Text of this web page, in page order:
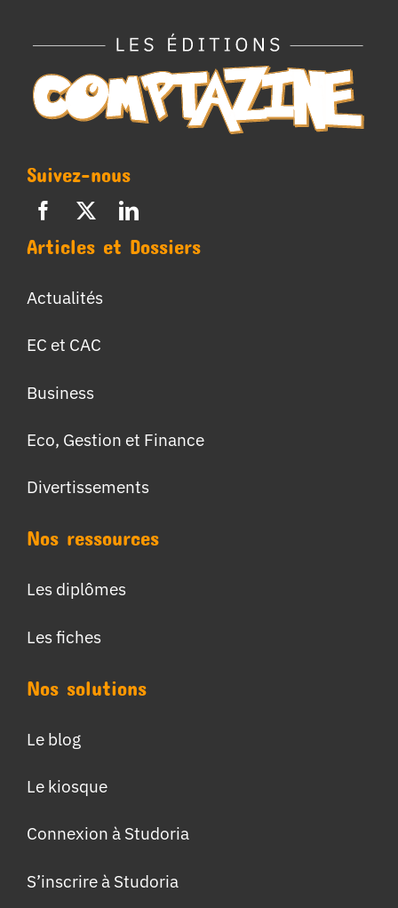
Suivez-nous
Articles et Dossiers
Actualités
EC et CAC
Business
Eco, Gestion et Finance
Divertissements
Nos ressources
Les diplômes
Les fiches
Nos solutions
Le blog
Le kiosque
Connexion à Studoria
S’inscrire à Studoria